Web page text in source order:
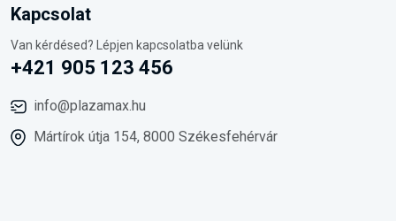
Kapcsolat
Van kérdésed? Lépjen kapcsolatba velünk
+421 905 123 456
info@plazamax.hu
Mártírok útja 154, 8000 Székesfehérvár